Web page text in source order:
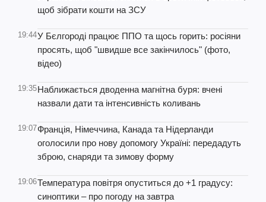
щоб зібрати кошти на ЗСУ
19:44У Бєлгороді працює ППО та щось горить: росіяни
просять, щоб "швидше все закінчилось" (фото,
відео)
19:35Наближається дводенна магнітна буря: вчені
назвали дати та інтенсивність коливань
19:07Франція, Німеччина, Канада та Нідерланди
оголосили про нову допомогу Україні: передадуть
зброю, снаряди та зимову форму
19:06Температура повітря опуститься до +1 градусу:
синоптики – про погоду на завтра